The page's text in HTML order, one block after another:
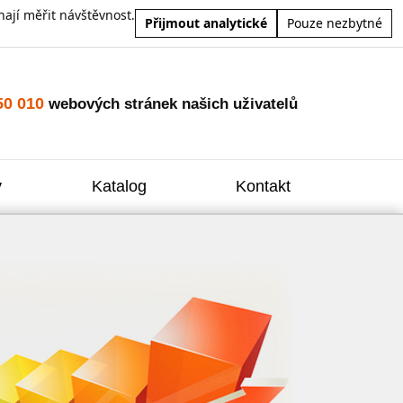
měřit návštěvnost.
Přijmout analytické Pouze nezbytné
010 webových stránek našich uživatelů
Katalog Kontakt